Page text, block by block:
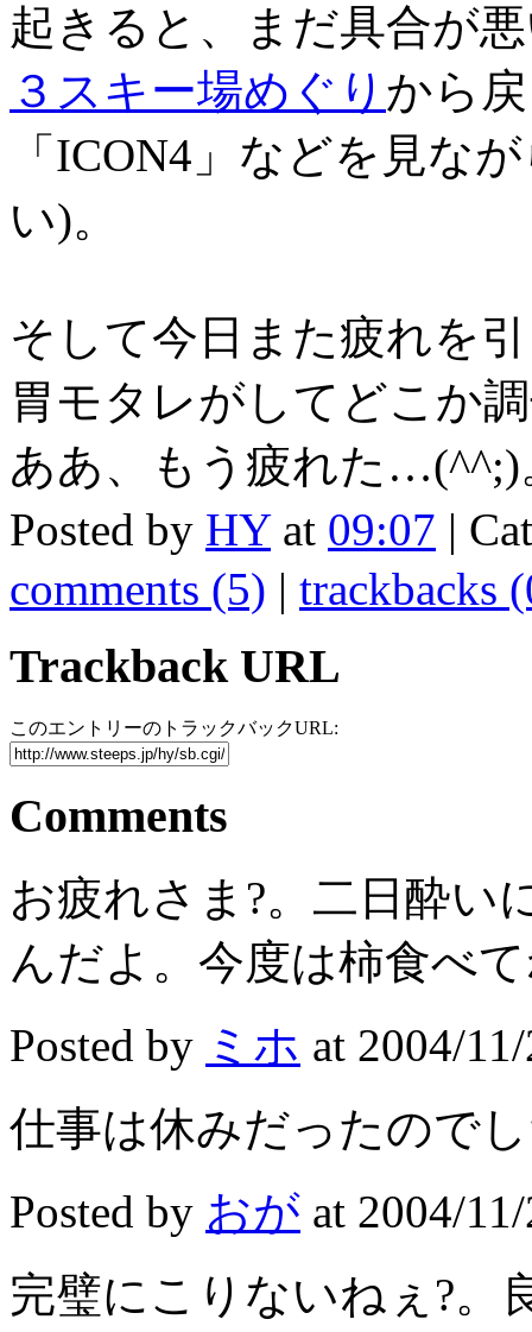
起きると、まだ具合が
３スキー場めぐり から
「ICON4」などを見な
い)。
そして今日また疲れを
胃モタレがしてどこか
ああ、もう疲れた…(^^;)
Posted by HYat 09:07 |
comments (5) | trackbacks
Trackback URL
このエントリーのトラックバックURL:
Comments
お疲れさま?。二日酔
んだよ。今度は柿食べ
Posted by ミホ at 2004/
仕事は休みだったので
Posted by おが at 2004/
完璧にこりないねぇ?。